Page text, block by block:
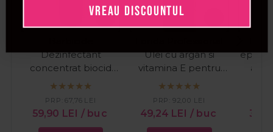
Dezinfectant
concentrat biocid
pentru instrumentar
59,90 LEI / buc
PRP:67,76 LEI
Ulei cu argan si
vitamina E pentru
hidratarea parului
49,24 LEI / buc
PRP: 92,00 LEI
epilat
VREAU DISCOUNTUL